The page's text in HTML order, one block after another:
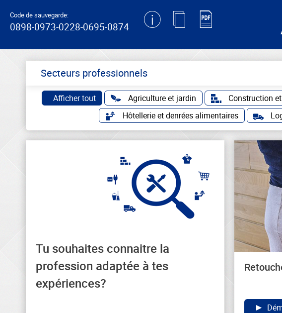
Code de sauvegarde:
0898-0973-0228-0695-0874
Secteurs professionnels
Afficher tout Agriculture et jardin Construction
Hôtellerie et denrées alimentaires
Tu souhaites connaitre la
profession adaptée à tes
expériences?
Tu trouveras ici la profession qui
correspond à tes expériences.